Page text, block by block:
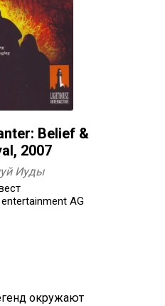
Belief &
2007
Иуды
AG
окружают